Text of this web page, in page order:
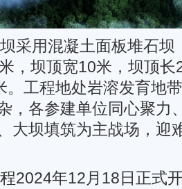
采用混凝土面板堆石坝
，坝顶宽10米，坝顶
。工程地处岩溶发育地
，各参建单位同心聚力
大坝填筑为主战场，迎
2024年12月18日正式